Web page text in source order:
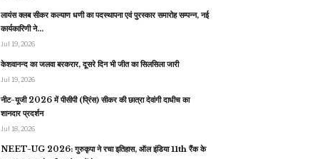
लायंस क्लब सीकर कल्याण धणी का पदस्थापना एवं पुरस्कार समारोह सम्पन्न, नई
कार्यकारिणी ने…
Jul 19, 2026
केशवानन्द का जलवा बरकरार, दूसरे दिन भी जीत का सिलसिला जारी
Jul 19, 2026
नीट-यूजी 2026 में पीसीपी (प्रिंस) सीकर की छात्रा देवांगी दाधीच का
शानदार प्रदर्शन
Jul 18, 2026
NEET-UG 2026: गुरुकृपा ने रचा इतिहास, ऑल इंडिया 11th रैंक के